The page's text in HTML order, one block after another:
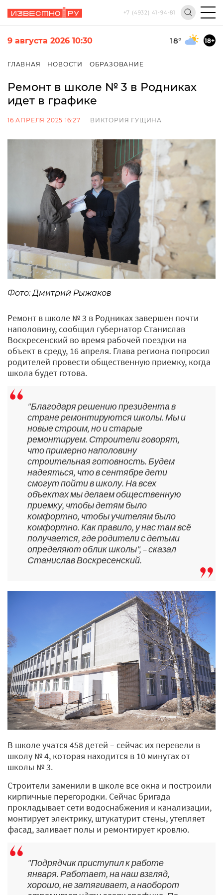
+7 (4932) 41-94-81
9 августа 2026 10:30 18° 18+
ГЛАВНАЯ НОВОСТИ ОБРАЗОВАНИЕ
Ремонт в школе № 3 в Родниках
идет в графике
16 АПРЕЛЯ 2025 16:27 ВИКТОРИЯ ГУЩИНА
Фото: Дмитрий Рыжаков
Ремонт в школе № 3 в Родниках завершен почти
наполовину, сообщил губернатор Станислав
Воскресенский во время рабочей поездки на
объект в среду, 16 апреля. Глава региона попросил
родителей провести общественную приемку, когда
школа будет готова.
"Благодаря решению президента в
стране ремонтируются школы. Мы и
новые строим, но и старые
ремонтируем. Строители говорят,
что примерно наполовину
строительная готовность. Будем
надеяться, что в сентябре дети
смогут пойти в школу. На всех
объектах мы делаем общественную
приемку, чтобы детям было
комфортно, чтобы учителям было
комфортно. Как правило, у нас там всё
получается, где родители с детьми
определяют облик школы", – сказал
Станислав Воскресенский.
В школе учатся 458 детей – сейчас их перевели в
школу № 4, которая находится в 10 минутах от
школы № 3.
Строители заменили в школе все окна и построили
кирпичные перегородки. Сейчас бригада
прокладывает сети водоснабжения и канализации,
монтирует электрику, штукатурит стены, утепляет
фасад, заливает полы и ремонтирует кровлю.
"Подрядчик приступил к работе
января. Работает, на наш взгляд,
хорошо, не затягивает, а наоборот